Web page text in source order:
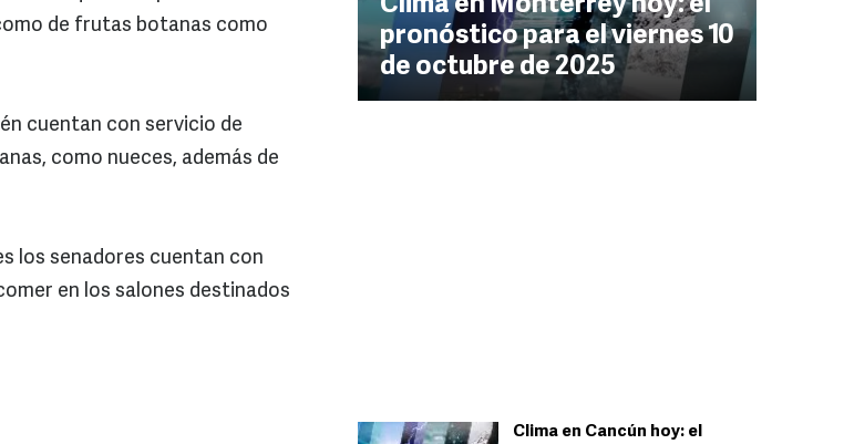
Clima en Monterrey hoy: el
pronóstico para el viernes 10
de octubre de 2025
Clima en Cancún hoy: el
de frutas botanas como
cuentan con servicio de
como nueces, además de
los senadores cuentan con
en los salones destinados